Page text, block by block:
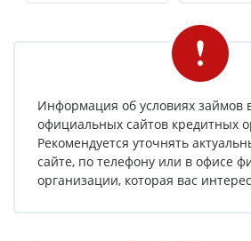
Информация об условиях займов
официальных сайтов кредитных
Рекомендуется уточнять
сайте, по телефону или в офисе
организации, которая вас